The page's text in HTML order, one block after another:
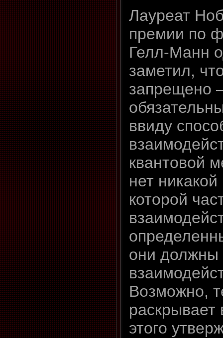
Лауреат
премии по
Гелл-Манн
заметил,
запрещено
ввиду
квантовой
нет
которой
они должны
Возможно,
раскрывает
этого